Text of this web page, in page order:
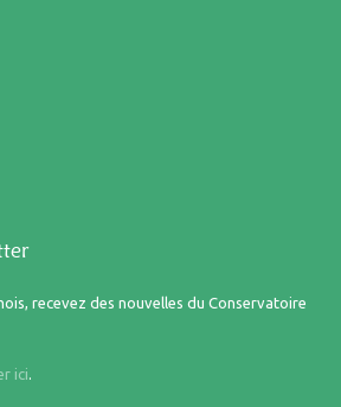
recevez des nouvelles du Conservatoire
ici